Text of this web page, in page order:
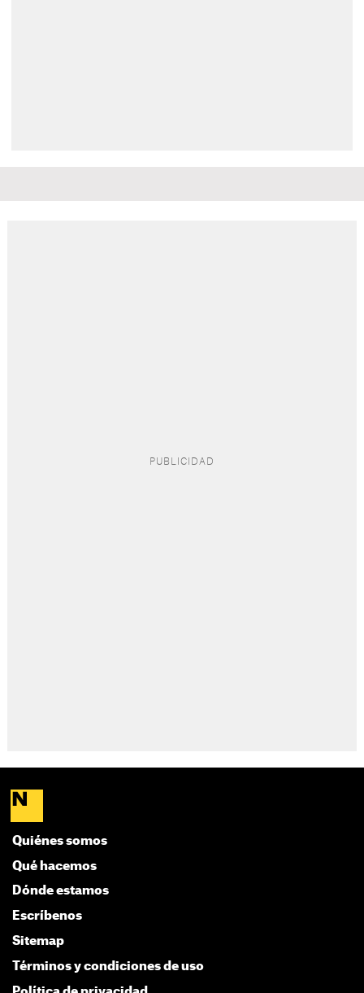
Quiénes somos
Qué hacemos
Dónde estamos
Escríbenos
Sitemap
Términos y condiciones de uso